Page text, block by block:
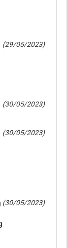
(29/05/2023)
(30/05/2023)
(30/05/2023)
(30/05/2023)